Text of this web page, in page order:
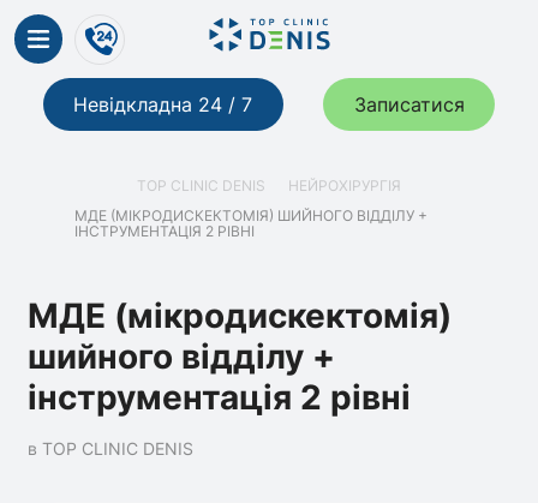
Невідкладна 24 / 7 Записатися
TOP CLINIC DENIS
НЕЙРОХІРУРГІЯ
МДЕ (МІКРОДИСКЕКТОМІЯ) ШИЙНОГО ВІДДІЛУ +
ІНСТРУМЕНТАЦІЯ 2 РІВНІ
МДЕ (мікродискектомія)
шийного відділу +
інструментація 2 рівні
в TOP CLINIC DENIS